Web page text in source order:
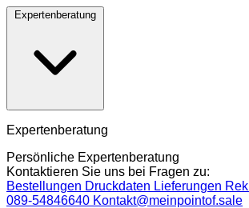
Expertenberatung
Expertenberatung
Persönliche Expertenberatung
Kontaktieren Sie uns bei Fragen zu:
Bestellungen Druckdaten Lieferungen
089-54846640 Kontakt@meinpointof.sale